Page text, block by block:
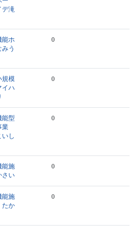
滝
能ホ
う
0
規模
ハ
0
能型
業
し
0
能施
さい
0
能施
か
0